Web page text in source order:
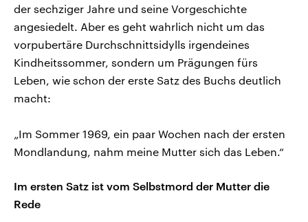
der sechziger Jahre und seine Vorgeschichte
angesiedelt. Aber es geht wahrlich nicht um das
vorpubertäre Durchschnittsidylls irgendeines
Kindheitssommer, sondern um Prägungen fürs
Leben, wie schon der erste Satz des Buchs deutlich
macht:
„Im Sommer 1969, ein paar Wochen nach der ersten
Mondlandung, nahm meine Mutter sich das Leben.“
Im ersten Satz ist vom Selbstmord der Mutter die
Rede